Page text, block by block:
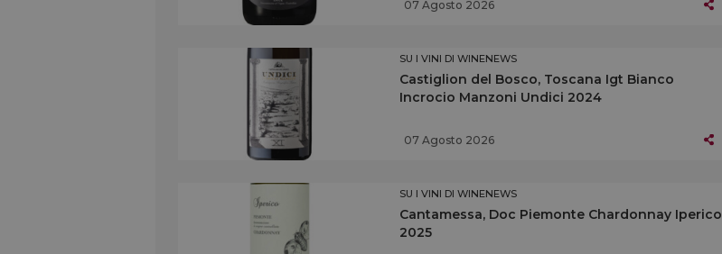
07 Agosto 2026
SU I VINI DI WINENEWS
Castiglion del Bosco, Toscana Igt Bianco
Incrocio Manzoni Undici 2024
07 Agosto 2026
SU I VINI DI WINENEWS
Cantamessa, Doc Piemonte Chardonnay Iperico
2025